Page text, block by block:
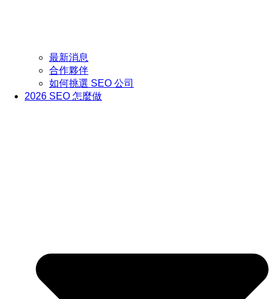
最新消息
合作夥伴
如何挑選 SEO 公司
2026 SEO 怎麼做